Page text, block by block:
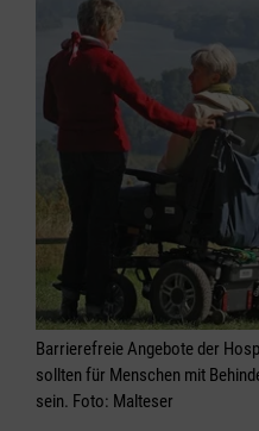
Barrierefreie Angebote der
sollten für Menschen mit
sein. Foto: Malteser